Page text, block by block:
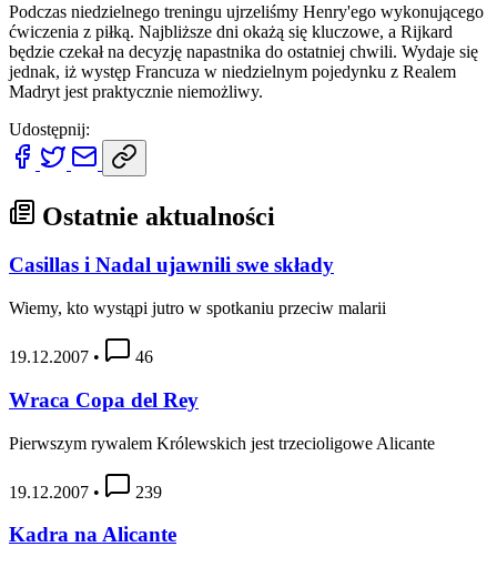
Podczas niedzielnego treningu ujrzeliśmy Henry'ego wykonującego
ćwiczenia z piłką. Najbliższe dni okażą się kluczowe, a Rijkard
będzie czekał na decyzję napastnika do ostatniej chwili. Wydaje się
jednak, iż występ Francuza w niedzielnym pojedynku z Realem
Madryt jest praktycznie niemożliwy.
Udostępnij:
Ostatnie aktualności
Casillas i Nadal ujawnili swe składy
Wiemy, kto wystąpi jutro w spotkaniu przeciw malarii
19.12.2007 • 46
Wraca Copa del Rey
Pierwszym rywalem Królewskich jest trzecioligowe Alicante
19.12.2007 • 239
Kadra na Alicante